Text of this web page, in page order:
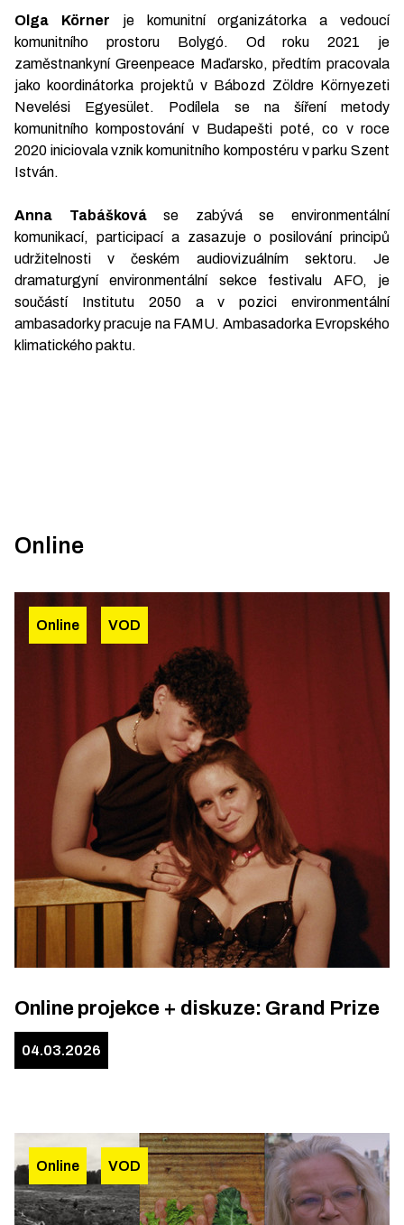
Olga Körner je komunitní organizátorka a vedoucí
komunitního prostoru Bolygó. Od roku 2021 je
zaměstnankyní Greenpeace Maďarsko, předtím pracovala
jako koordinátorka projektů v Bábozd Zöldre Környezeti
Nevelési Egyesület. Podílela se na šíření metody
komunitního kompostování v Budapešti poté, co v roce
2020 iniciovala vznik komunitního kompostéru v parku Szent
István.
Anna Tabáškováse zabývá se environmentální
komunikací, participací a zasazuje o posilování principů
udržitelnosti v českém audiovizuálním sektoru. Je
dramaturgyní environmentální sekce festivalu AFO, je
součástí Institutu 2050 a v pozici environmentální
ambasadorky pracuje na FAMU. Ambasadorka Evropského
klimatického paktu.
Online
Online VOD
Online projekce + diskuze: Grand Prize
04.03.2026
Online VOD